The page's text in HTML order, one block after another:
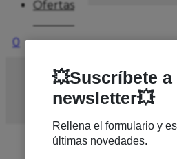
Ofertas
0
Inicio/DERMOCOSMETICA/
PEPTI BIOTIC CREMA 50ML